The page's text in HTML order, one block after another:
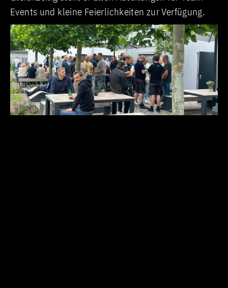
Events und kleine Feierlichkeiten zur Verfügung.